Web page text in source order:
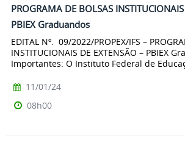
PROGRAMA DE BOLSAS
PBIEX Graduandos
EDITAL Nº. 09/2022/PROPEX/IFS –
INSTITUCIONAIS DE EXTENSÃO – PBIEX
Importantes: O Instituto Federal de
11/01/24
08h00